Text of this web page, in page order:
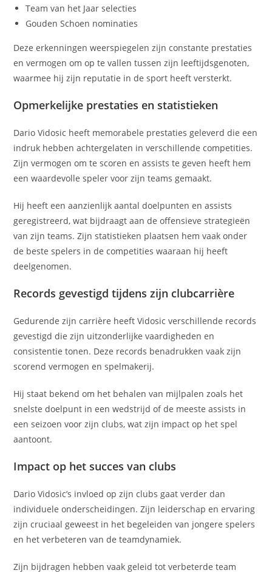
Team van het Jaar selecties
Gouden Schoen nominaties
Deze erkenningen weerspiegelen zijn constante prestaties
en vermogen om op te vallen tussen zijn leeftijdsgenoten,
waarmee hij zijn reputatie in de sport heeft versterkt.
Opmerkelijke prestaties en statistieken
Dario Vidosic heeft memorabele prestaties geleverd die een
indruk hebben achtergelaten in verschillende competities.
Zijn vermogen om te scoren en assists te geven heeft hem
een waardevolle speler voor zijn teams gemaakt.
Hij heeft een aanzienlijk aantal doelpunten en assists
geregistreerd, wat bijdraagt aan de offensieve strategieën
van zijn teams. Zijn statistieken plaatsen hem vaak onder
de beste spelers in de competities waaraan hij heeft
deelgenomen.
Records gevestigd tijdens zijn clubcarrière
Gedurende zijn carrière heeft Vidosic verschillende records
gevestigd die zijn uitzonderlijke vaardigheden en
consistentie tonen. Deze records benadrukken vaak zijn
scorend vermogen en spelmakerij.
Hij staat bekend om het behalen van mijlpalen zoals het
snelste doelpunt in een wedstrijd of de meeste assists in
een seizoen voor zijn clubs, wat zijn impact op het spel
aantoont.
Impact op het succes van clubs
Dario Vidosic’s invloed op zijn clubs gaat verder dan
individuele onderscheidingen. Zijn leiderschap en ervaring
zijn cruciaal geweest in het begeleiden van jongere spelers
en het verbeteren van de teamdynamiek.
Zijn bijdragen hebben vaak geleid tot verbeterde team